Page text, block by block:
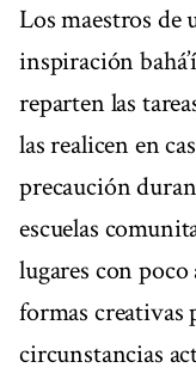
Los maestros de
inspiración
reparten las
las realicen en
precaución
escuelas
lugares con
formas creativas
circunstancias